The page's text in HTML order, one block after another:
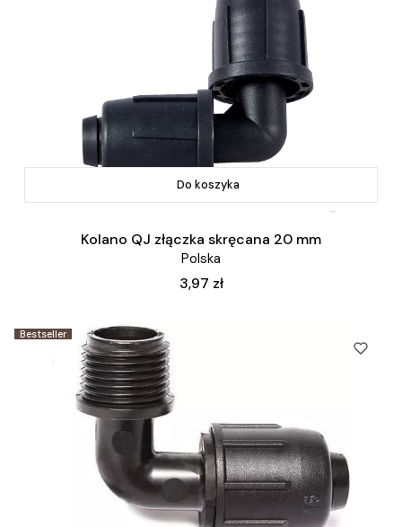
Do koszyka
Kolano QJ złączka skręcana 20 mm
Polska
Cena
3,97 zł
Bestseller